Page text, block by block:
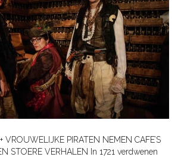
VROUWELIJKE PIRATEN NEMEN CAFE’S
STOERE VERHALEN In 1721 verdwenen